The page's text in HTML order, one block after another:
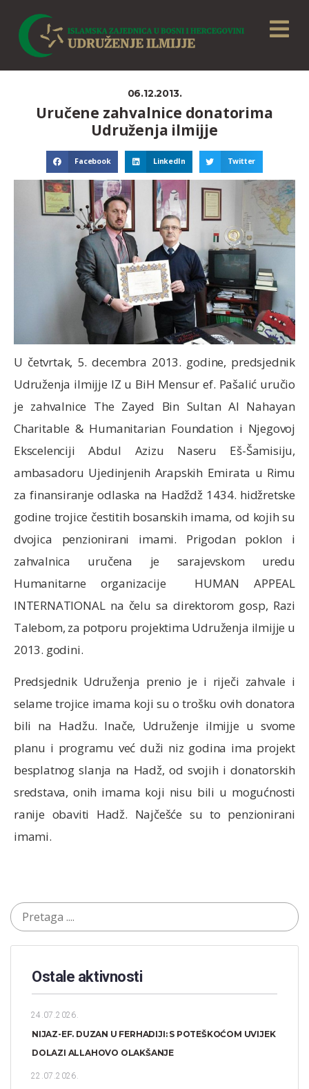
06.12.2013.
Uručene zahvalnice donatorima
Udruženja ilmijje
Facebook LinkedIn Twitter
U četvrtak, 5. decembra 2013. godine, predsjednik
Udruženja ilmijje IZ u BiH Mensur ef. Pašalić uručio
je zahvalnice The Zayed Bin Sultan Al Nahayan
Charitable & Humanitarian Foundation i Njegovoj
Ekscelenciji Abdul Azizu Naseru Eš-Šamisiju,
ambasadoru Ujedinjenih Arapskih Emirata u Rimu
za finansiranje odlaska na Hadždž 1434. hidžretske
godine trojice čestitih bosanskih imama, od kojih su
dvojica penzionirani imami. Prigodan poklon i
zahvalnica uručena je sarajevskom uredu
Humanitarne organizacije HUMAN APPEAL
INTERNATIONAL na čelu sa direktorom gosp, Razi
Talebom, za potporu projektima Udruženja ilmijje u
2013. godini.
Predsjednik Udruženja prenio je i riječi zahvale i
selame trojice imama koji su o trošku ovih donatora
bili na Hadžu. Inače, Udruženje ilmijje u svome
planu i programu već duži niz godina ima projekt
besplatnog slanja na Hadž, od svojih i donatorskih
sredstava, onih imama koji nisu bili u mogućnosti
ranije obaviti Hadž. Najčešće su to penzionirani
imami.
Ostale aktivnosti
24.07.2026.
NIJAZ-EF. DUZAN U FERHADIJI: S POTEŠKOĆOM UVIJEK
DOLAZI ALLAHOVO OLAKŠANJE
22.07.2026.